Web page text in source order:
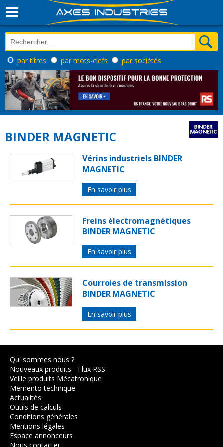
par titres par mots-clefs par sociétés
BINDER MAGNETIC
Vérins industriels BINDER
MAGNETIC
En savoir plus
Freins électromagnétiques
BINDER MAGNETIC
En savoir plus
Courroies de transmission
BINDER MAGNETIC
En savoir plus
Qui sommes nous ?
Nouveaux produits - Flux RSS
Veille produits Mécatronique
Memento technique
Actualités
Outils de calculs
Conditions générales
Mentions légales
Espace annonceurs
Nous contacter